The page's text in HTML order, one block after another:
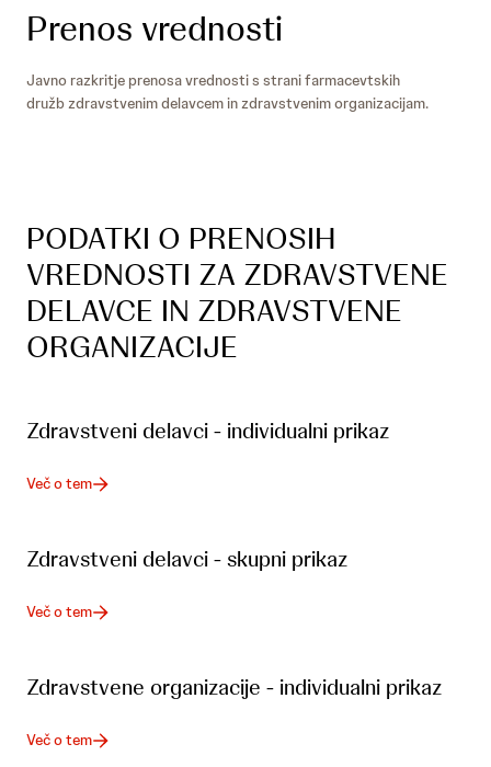
Prenos vrednosti
Javno razkritje prenosa vrednosti s strani farmacevtskih
družb zdravstvenim delavcem in zdravstvenim organizacijam.
PODATKI O PRENOSIH
VREDNOSTI ZA ZDRAVSTVENE
DELAVCE IN ZDRAVSTVENE
ORGANIZACIJE
Zdravstveni delavci - individualni prikaz
Več o tem
Zdravstveni delavci - skupni prikaz
Več o tem
Zdravstvene organizacije - individualni prikaz
Več o tem